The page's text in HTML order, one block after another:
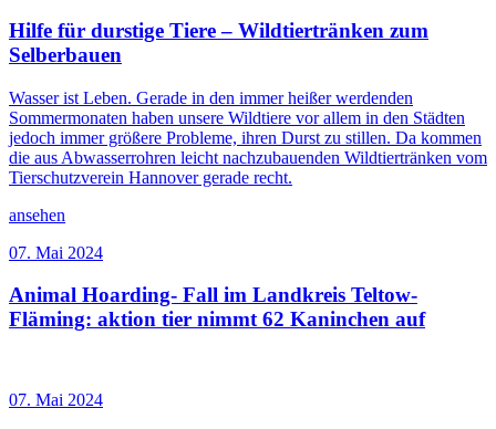
Hilfe für durstige Tiere – Wildtiertränken zum
Selberbauen
Wasser ist Leben. Gerade in den immer heißer werdenden
Sommermonaten haben unsere Wildtiere vor allem in den Städten
jedoch immer größere Probleme, ihren Durst zu stillen. Da kommen
die aus Abwasserrohren leicht nachzubauenden Wildtiertränken vom
Tierschutzverein Hannover gerade recht.
ansehen
07. Mai 2024
Animal Hoarding- Fall im Landkreis Teltow-
Fläming: aktion tier nimmt 62 Kaninchen auf
07. Mai 2024